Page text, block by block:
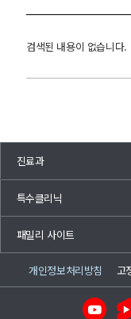
검색된 내용이 없습니다.
진료과
특수클리닉
패밀리 사이트
개인정보처리방침 고